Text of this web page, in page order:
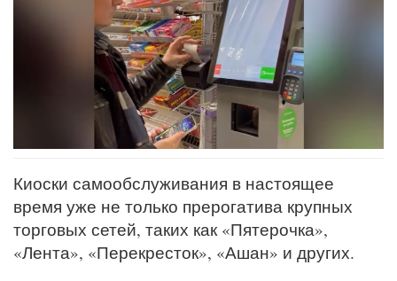
Киоски самообслуживания в настоящее
время уже не только прерогатива крупных
торговых сетей, таких как «Пятерочка»,
«Лента», «Перекресток», «Ашан» и других.